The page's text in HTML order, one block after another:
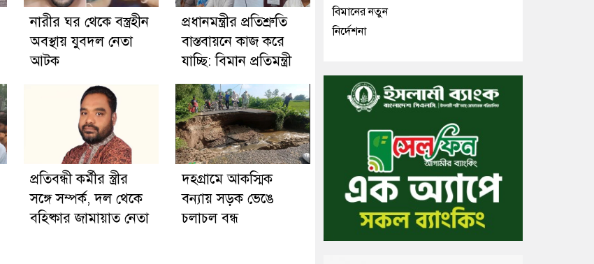
নারীর ঘর থেকে বস্ত্রহীন
অবস্থায় যুবদল নেতা
আটক
প্রধানমন্ত্রীর প্রতিশ্রুতি
বাস্তবায়নে কাজ করে
যাচ্ছি: বিমান প্রতিমন্ত্রী
প্রতিবন্ধী কর্মীর স্ত্রীর
সঙ্গে সম্পর্ক, দল থেকে
বহিষ্কার জামায়াত নেতা
দহগ্রামে আকস্মিক
বন্যায় সড়ক ভেঙে
চলাচল বন্ধ
বিমানের নতুন
নির্দেশনা